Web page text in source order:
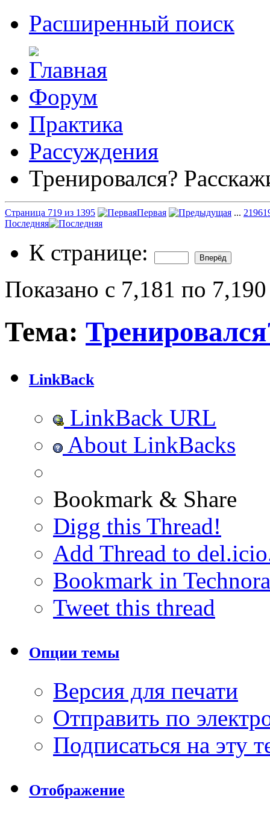
Расширенный поиск
Форум
Практика
Рассуждения
Тренировался?
Страница 719 из 1395 Первая ... 219
Последняя
К странице:
Показано с 7,181 по
Тема:
LinkBack
LinkBack URL
About LinkBacks
Bookmark & Share
Digg this Thread!
Add Thread to
Bookmark in
Tweet this thread
Опции темы
Версия для печати
Отправить по
Подписаться на эту
Отображение